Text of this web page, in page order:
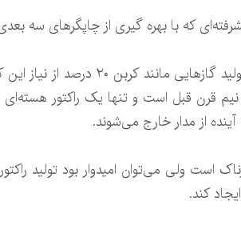
که با بهره گیری از چاپگرهای سه
۹۸ راکتور هسته‌ای در ۳۰ ایالت امریکا مورد
از مدار خارج می‌شوند.
است ولی می‌توان امیدوار بود تولید
کند.